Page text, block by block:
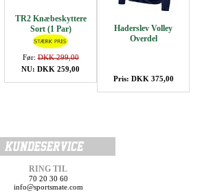
TR2 Knæbeskyttere
Sort (1 Par)
Før:DKK 299,00
NU: DKK 259,00
Haderslev Volley
Overdel
Pris: DKK 375,00
RING TIL
70 20 30 60
info@sportsmate.com